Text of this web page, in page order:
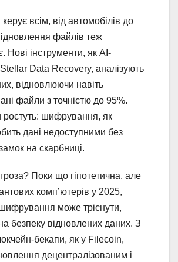
керує всім, від автомобілів до
файлів теж
Нові інструменти, як AI-
Data Recovery, аналізують
відновлюючи навіть
файли з точністю до 95%.
ростуть: шифрування, як
дані недоступними без
на скарбниці.
Поки що гіпотетична, але
комп’ютерів у 2025,
може тріснути,
безпеку відновлених даних. З
бекапи, як у Filecoin,
децентралізованим і